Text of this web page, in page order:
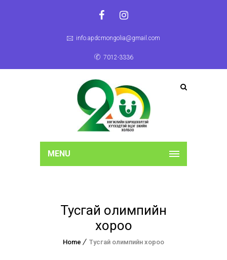
info.apdcmongolia@gmail.com
7012-3336
MENU
Тусгай олимпийн
хороо
Home Тусгай олимпийн хороо